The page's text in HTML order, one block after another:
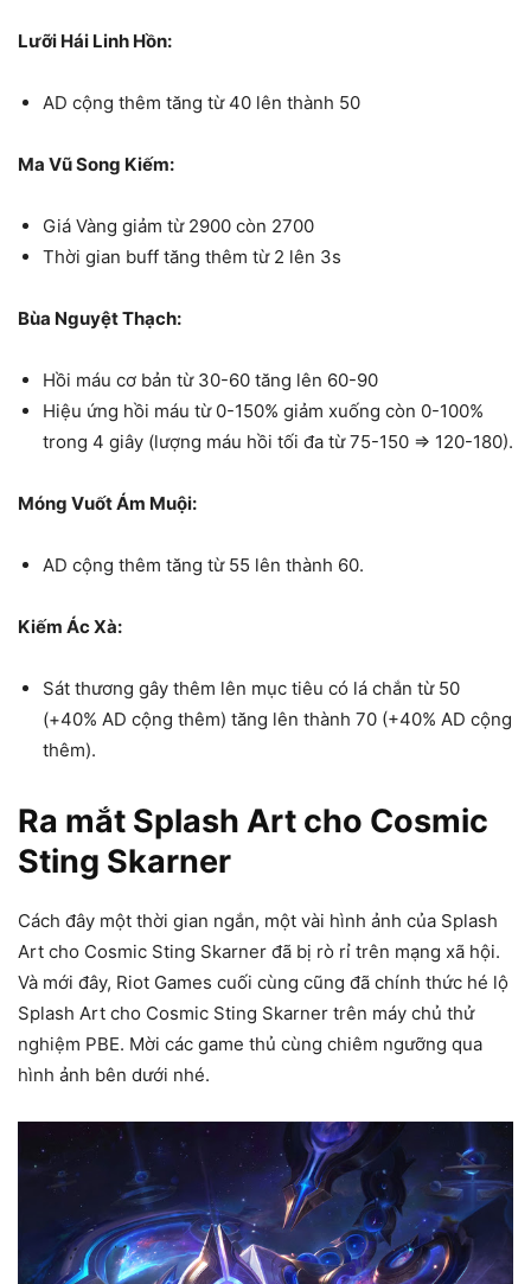
Lưỡi Hái Linh Hồn:
AD cộng thêm tăng từ 40 lên thành 50
Ma Vũ Song Kiếm:
Giá Vàng giảm từ 2900 còn 2700
Thời gian buff tăng thêm từ 2 lên 3s
Bùa Nguyệt Thạch:
Hồi máu cơ bản từ 30-60 tăng lên 60-90
Hiệu ứng hồi máu từ 0-150% giảm xuống còn 0-100%
trong 4 giây (lượng máu hồi tối đa từ 75-150 => 120-180).
Móng Vuốt Ám Muội:
AD cộng thêm tăng từ 55 lên thành 60.
Kiếm Ác Xà:
Sát thương gây thêm lên mục tiêu có lá chắn từ 50
(+40% AD cộng thêm) tăng lên thành 70 (+40% AD cộng
thêm).
Ra mắt Splash Art cho Cosmic
Sting Skarner
Cách đây một thời gian ngắn, một vài hình ảnh của Splash
Art cho Cosmic Sting Skarner đã bị rò rỉ trên mạng xã hội.
Và mới đây, Riot Games cuối cùng cũng đã chính thức hé lộ
Splash Art cho Cosmic Sting Skarner trên máy chủ thử
nghiệm PBE. Mời các game thủ cùng chiêm ngưỡng qua
hình ảnh bên dưới nhé.